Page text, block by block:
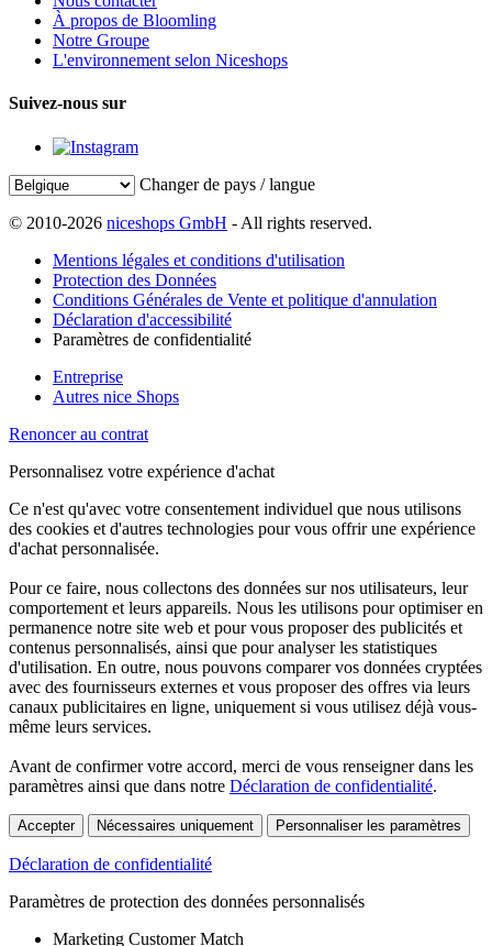
À propos de Bloomling
Notre Groupe
L'environnement selon Niceshops
Suivez-nous sur
Changer de pays / langue
© 2010-2026 niceshops GmbH - All rights reserved.
Mentions légales et conditions d'utilisation
Protection des Données
Conditions Générales de Vente et politique d'annulation
Déclaration d'accessibilité
Paramètres de confidentialité
Entreprise
Autres nice Shops
Renoncer au contrat
Personnalisez votre expérience d'achat
Ce n'est qu'avec votre consentement individuel que nous utilisons
des cookies et d'autres technologies pour vous offrir une expérience
d'achat personnalisée.
Pour ce faire, nous collectons des données sur nos utilisateurs, leur
comportement et leurs appareils. Nous les utilisons pour optimiser en
permanence notre site web et pour vous proposer des publicités et
contenus personnalisés, ainsi que pour analyser les statistiques
d'utilisation. En outre, nous pouvons comparer vos données cryptées
avec des fournisseurs externes et vous proposer des offres via leurs
canaux publicitaires en ligne, uniquement si vous utilisez déjà vous-
même leurs services.
Avant de confirmer votre accord, merci de vous renseigner dans les
paramètres ainsi que dans notre Déclaration de confidentialité.
Accepter Nécessaires uniquement Personnaliser les paramètres
Déclaration de confidentialité
Paramètres de protection des données personnalisés
Marketing Customer Match